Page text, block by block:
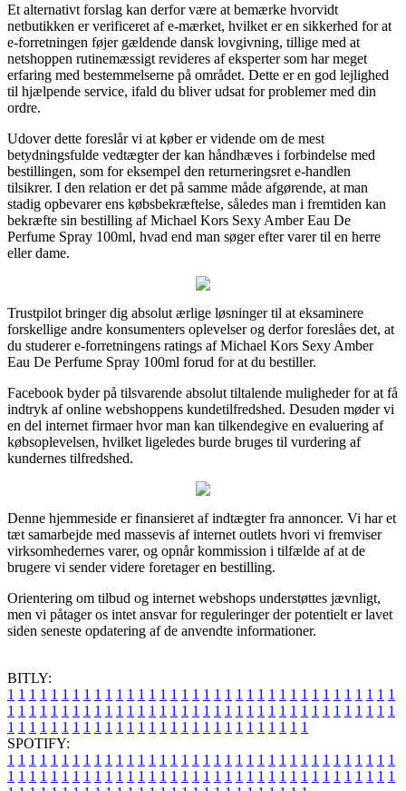
Et alternativt forslag kan derfor være at bemærke hvorvidt
netbutikken er verificeret af e-mærket, hvilket er en sikkerhed for at
e-forretningen føjer gældende dansk lovgivning, tillige med at
netshoppen rutinemæssigt revideres af eksperter som har meget
erfaring med bestemmelserne på området. Dette er en god lejlighed
til hjælpende service, ifald du bliver udsat for problemer med din
ordre.
Udover dette foreslår vi at køber er vidende om de mest
betydningsfulde vedtægter der kan håndhæves i forbindelse med
bestillingen, som for eksempel den returneringsret e-handlen
tilsikrer. I den relation er det på samme måde afgørende, at man
stadig opbevarer ens købsbekræftelse, således man i fremtiden kan
bekræfte sin bestilling af Michael Kors Sexy Amber Eau De
Perfume Spray 100ml, hvad end man søger efter varer til en herre
eller dame.
Trustpilot bringer dig absolut ærlige løsninger til at eksaminere
forskellige andre konsumenters oplevelser og derfor foreslåes det, at
du studerer e-forretningens ratings af Michael Kors Sexy Amber
Eau De Perfume Spray 100ml forud for at du bestiller.
Facebook byder på tilsvarende absolut tiltalende muligheder for at få
indtryk af online webshoppens kundetilfredshed. Desuden møder vi
en del internet firmaer hvor man kan tilkendegive en evaluering af
købsoplevelsen, hvilket ligeledes burde bruges til vurdering af
kundernes tilfredshed.
Denne hjemmeside er finansieret af indtægter fra annoncer. Vi har et
tæt samarbejde med massevis af internet outlets hvori vi fremviser
virksomhedernes varer, og opnår kommission i tilfælde af at de
brugere vi sender videre foretager en bestilling.
Orientering om tilbud og internet webshops understøttes jævnligt,
men vi påtager os intet ansvar for reguleringer der potentielt er lavet
siden seneste opdatering af de anvendte informationer.
BITLY:
1 1 1 1 1 1 1 1 1 1 1 1 1 1 1 1 1 1 1 1 1 1 1 1 1 1 1 1 1 1 1 1 1 1 1 1
1 1 1 1 1 1 1 1 1 1 1 1 1 1 1 1 1 1 1 1 1 1 1 1 1 1 1 1 1 1 1 1 1 1 1 1
1 1 1 1 1 1 1 1 1 1 1 1 1 1 1 1 1 1 1 1 1 1 1 1 1 1 1 1
SPOTIFY:
1 1 1 1 1 1 1 1 1 1 1 1 1 1 1 1 1 1 1 1 1 1 1 1 1 1 1 1 1 1 1 1 1 1 1 1
1 1 1 1 1 1 1 1 1 1 1 1 1 1 1 1 1 1 1 1 1 1 1 1 1 1 1 1 1 1 1 1 1 1 1 1